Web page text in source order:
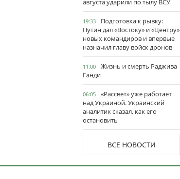
августа ударили по тылу ВСУ
19:33
Подготовка к рывку:
Путин дал «Востоку» и «Центру»
новых командиров и впервые
назначил главу войск дронов
11:00
Жизнь и смерть Раджива
Ганди
06:05
«Рассвет» уже работает
над Украиной. Украинский
аналитик сказал, как его
остановить
ВСЕ НОВОСТИ